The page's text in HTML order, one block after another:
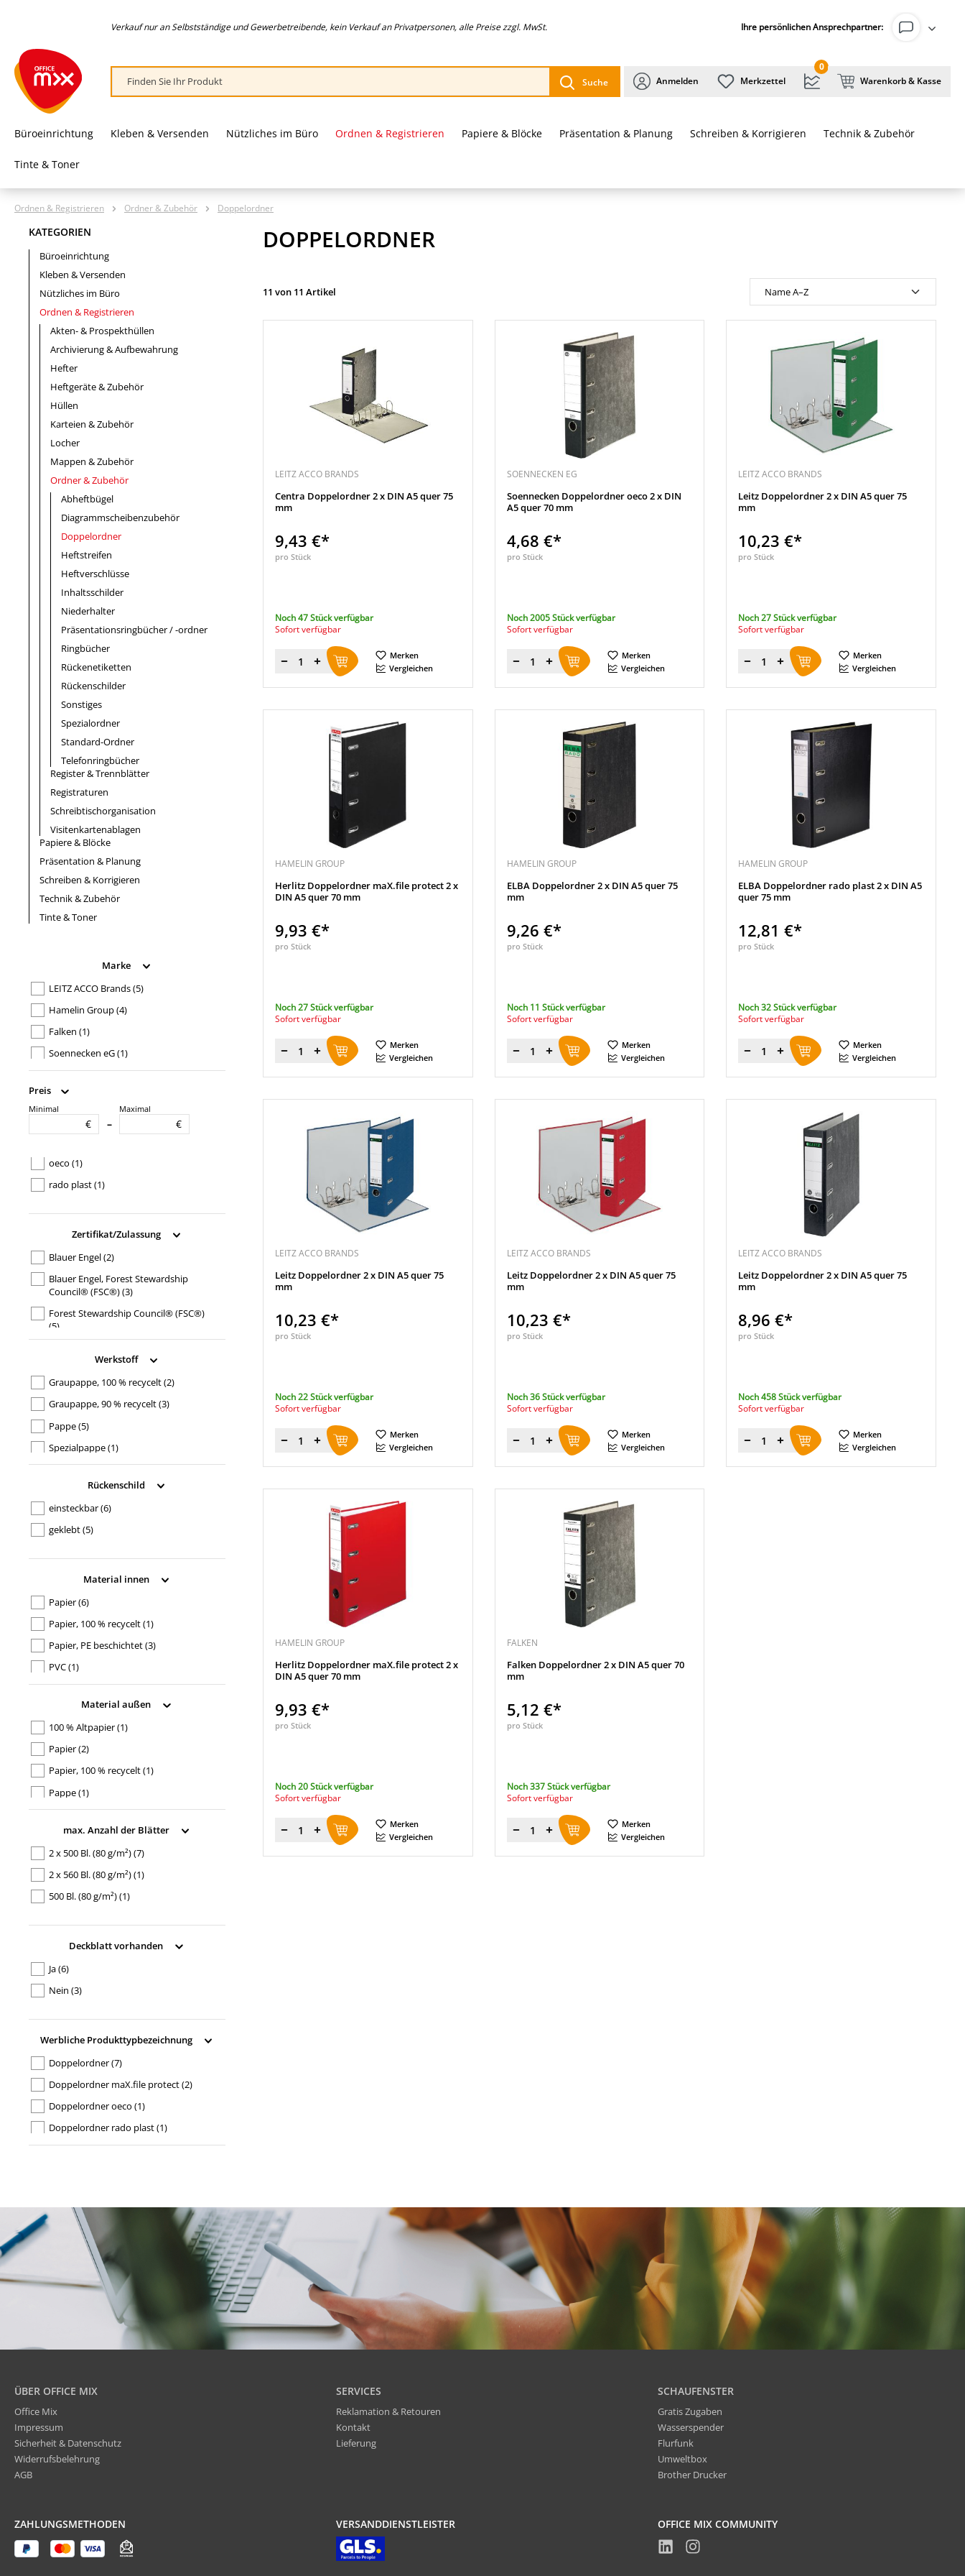
Verkauf nur an Selbstständige und Gewerbetreibende, kein Verkauf an Privatpersonen, alle Preise zzgl. MwSt. Ihre persönlichen Ansprechpartner:
Suche Anmelden Merkzettel
0
Warenkorb & Kasse
Büroeinrichtung Kleben & Versenden Nützliches im Büro Ordnen & Registrieren Papiere & Blöcke Präsentation & Planung Schreiben & Korrigieren Technik & Zubehör
Tinte & Toner
Ordnen & Registrieren Ordner & Zubehör Doppelordner
KATEGORIEN
Büroeinrichtung
Kleben & Versenden
Nützliches im Büro
Ordnen & Registrieren
Akten- & Prospekthüllen
Archivierung & Aufbewahrung
Hefter
Heftgeräte & Zubehör
Hüllen
Karteien & Zubehör
Locher
Mappen & Zubehör
Ordner & Zubehör
Abheftbügel
Diagrammscheibenzubehör
Doppelordner
Heftstreifen
Heftverschlüsse
Inhaltsschilder
Niederhalter
Präsentationsringbücher / -ordner
Ringbücher
Rückenetiketten
Rückenschilder
Sonstiges
Spezialordner
Standard-Ordner
Telefonringbücher
Register & Trennblätter
Registraturen
Schreibtischorganisation
Visitenkartenablagen
Papiere & Blöcke
Präsentation & Planung
Schreiben & Korrigieren
Technik & Zubehör
Tinte & Toner
Marke
LEITZ ACCO Brands(5)
Hamelin Group(4)
Falken (1)
Soennecken eG(1)
Preis
Minimal
€ –
Maximal
€
Produkttypbezeichnung
oeco (1)
rado plast(1)
Zertifikat/Zulassung
Blauer Engel(2)
Blauer Engel, Forest Stewardship
Council® (FSC®)(3)
Forest Stewardship Council® (FSC®)
(5)
Werkstoff
Graupappe, 100 % recycelt(2)
Graupappe, 90 % recycelt(3)
Pappe(5)
Spezialpappe(1)
Rückenschild
einsteckbar(6)
geklebt(5)
Material innen
Papier(6)
Papier, 100 % recycelt(1)
Papier, PE beschichtet(3)
PVC(1)
Material außen
100 % Altpapier(1)
Papier(2)
Papier, 100 % recycelt(1)
Pappe(1)
Polypropylen(2)
Polypropylen, 30 % recycelt
PVC(1)
max. Anzahl der Blätter
2 x 500 Bl. (80 g/m²)(7)
2 x 560 Bl. (80 g/m²)(1)
500 Bl. (80 g/m²)(1)
Deckblatt vorhanden
Ja(6)
Nein (3)
Werbliche Produkttypbezeichnung
Doppelordner(7)
Doppelordner maX.file protect(2)
Doppelordner oeco (1)
Doppelordner rado plast(1)
DOPPELORDNER
11 von 11 Artikel
LEITZ ACCO BRANDS
Centra Doppelordner 2 x DIN A5 quer 75
mm
9,43 €*
pro Stück
Noch 47 Stück verfügbar
Sofort verfügbar
Menge
Merken
Vergleichen
SOENNECKEN EG
Soennecken Doppelordner oeco 2 x DIN
A5 quer 70 mm
4,68 €*
pro Stück
Noch 2005 Stück verfügbar
Sofort verfügbar
Menge
Merken
Vergleichen
LEITZ ACCO BRANDS
Leitz Doppelordner 2 x DIN A5 quer 75
mm
10,23 €*
pro Stück
Noch 27 Stück verfügbar
Sofort verfügbar
Menge
Merken
Vergleichen
HAMELIN GROUP
Herlitz Doppelordner maX.file protect 2 x
DIN A5 quer 70 mm
9,93 €*
pro Stück
Noch 27 Stück verfügbar
Sofort verfügbar
Menge
Merken
Vergleichen
HAMELIN GROUP
ELBA Doppelordner 2 x DIN A5 quer 75
mm
9,26 €*
pro Stück
Noch 11 Stück verfügbar
Sofort verfügbar
Menge
Merken
Vergleichen
HAMELIN GROUP
ELBA Doppelordner rado plast 2 x DIN A5
quer 75 mm
12,81 €*
pro Stück
Noch 32 Stück verfügbar
Sofort verfügbar
Menge
Merken
Vergleichen
LEITZ ACCO BRANDS
Leitz Doppelordner 2 x DIN A5 quer 75
mm
10,23 €*
pro Stück
Noch 22 Stück verfügbar
Sofort verfügbar
Menge
Merken
Vergleichen
LEITZ ACCO BRANDS
Leitz Doppelordner 2 x DIN A5 quer 75
mm
10,23 €*
pro Stück
Noch 36 Stück verfügbar
Sofort verfügbar
Menge
Merken
Vergleichen
LEITZ ACCO BRANDS
Leitz Doppelordner 2 x DIN A5 quer 75
mm
8,96 €*
pro Stück
Noch 458 Stück verfügbar
Sofort verfügbar
Menge
Merken
Vergleichen
HAMELIN GROUP
Herlitz Doppelordner maX.file protect 2 x
DIN A5 quer 70 mm
9,93 €*
pro Stück
Noch 20 Stück verfügbar
Sofort verfügbar
Menge
Merken
Vergleichen
FALKEN
Falken Doppelordner 2 x DIN A5 quer 70
mm
5,12 €*
pro Stück
Noch 337 Stück verfügbar
Sofort verfügbar
Menge
Merken
Vergleichen
ÜBER OFFICE MIX
Office Mix
Impressum
Sicherheit & Datenschutz
Widerrufsbelehrung
AGB
SERVICES
Reklamation & Retouren
Kontakt
Lieferung
SCHAUFENSTER
Gratis Zugaben
Wasserspender
Flurfunk
Umweltbox
Brother Drucker
ZAHLUNGSMETHODEN VERSANDDIENSTLEISTER OFFICE MIX COMMUNITY